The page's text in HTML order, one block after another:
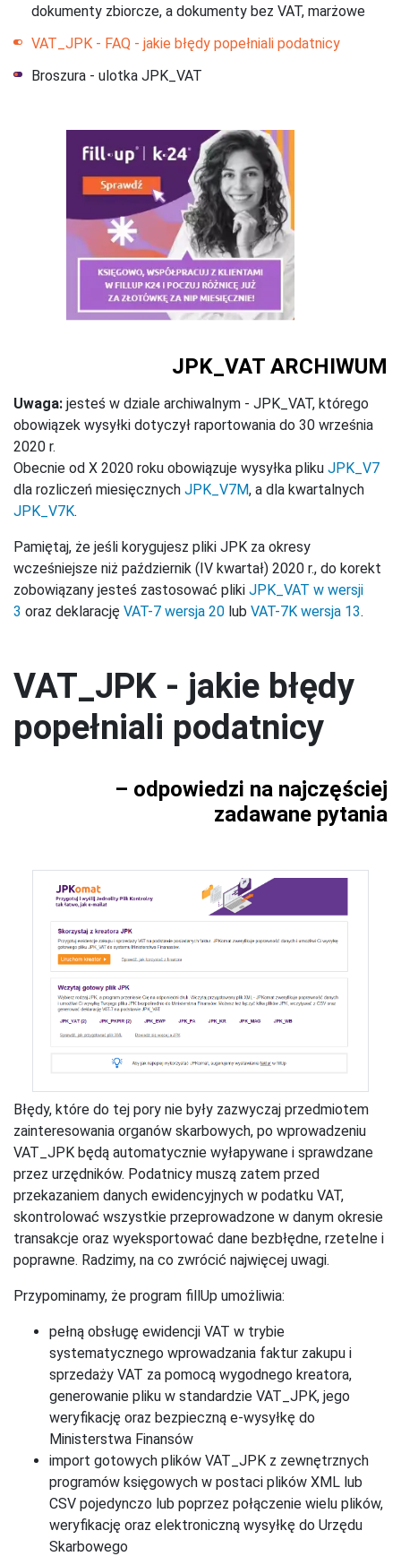
dokumenty zbiorcze, a dokumenty bez VAT, marżowe
VAT_JPK - FAQ - jakie błędy popełniali podatnicy
Broszura - ulotka JPK_VAT
JPK_VAT ARCHIWUM
Uwaga: jesteś w dziale archiwalnym - JPK_VAT, którego
obowiązek wysyłki dotyczył raportowania do 30 września
2020 r.
Obecnie od X 2020 roku obowiązuje wysyłka pliku JPK_V7
dla rozliczeń miesięcznych JPK_V7M, a dla kwartalnych
JPK_V7K.
Pamiętaj, że jeśli korygujesz pliki JPK za okresy
wcześniejsze niż październik (IV kwartał) 2020 r., do korekt
zobowiązany jesteś zastosować pliki JPK_VAT w wersji
3 oraz deklarację VAT-7 wersja 20 lub VAT-7K wersja 13.
VAT_JPK - jakie błędy
popełniali podatnicy
– odpowiedzi na najczęściej
zadawane pytania
Błędy, które do tej pory nie były zazwyczaj przedmiotem
zainteresowania organów skarbowych, po wprowadzeniu
VAT_JPK będą automatycznie wyłapywane i sprawdzane
przez urzędników. Podatnicy muszą zatem przed
przekazaniem danych ewidencyjnych w podatku VAT,
skontrolować wszystkie przeprowadzone w danym okresie
transakcje oraz wyeksportować dane bezbłędne, rzetelne i
poprawne. Radzimy, na co zwrócić najwięcej uwagi.
Przypominamy, że program fillUp umożliwia:
pełną obsługę ewidencji VAT w trybie
systematycznego wprowadzania faktur zakupu i
sprzedaży VAT za pomocą wygodnego kreatora,
generowanie pliku w standardzie VAT_JPK, jego
weryfikację oraz bezpieczną e-wysyłkę do
Ministerstwa Finansów
import gotowych plików VAT_JPK z zewnętrznych
programów księgowych w postaci plików XML lub
CSV pojedynczo lub poprzez połączenie wielu plików,
weryfikację oraz elektroniczną wysyłkę do Urzędu
Skarbowego